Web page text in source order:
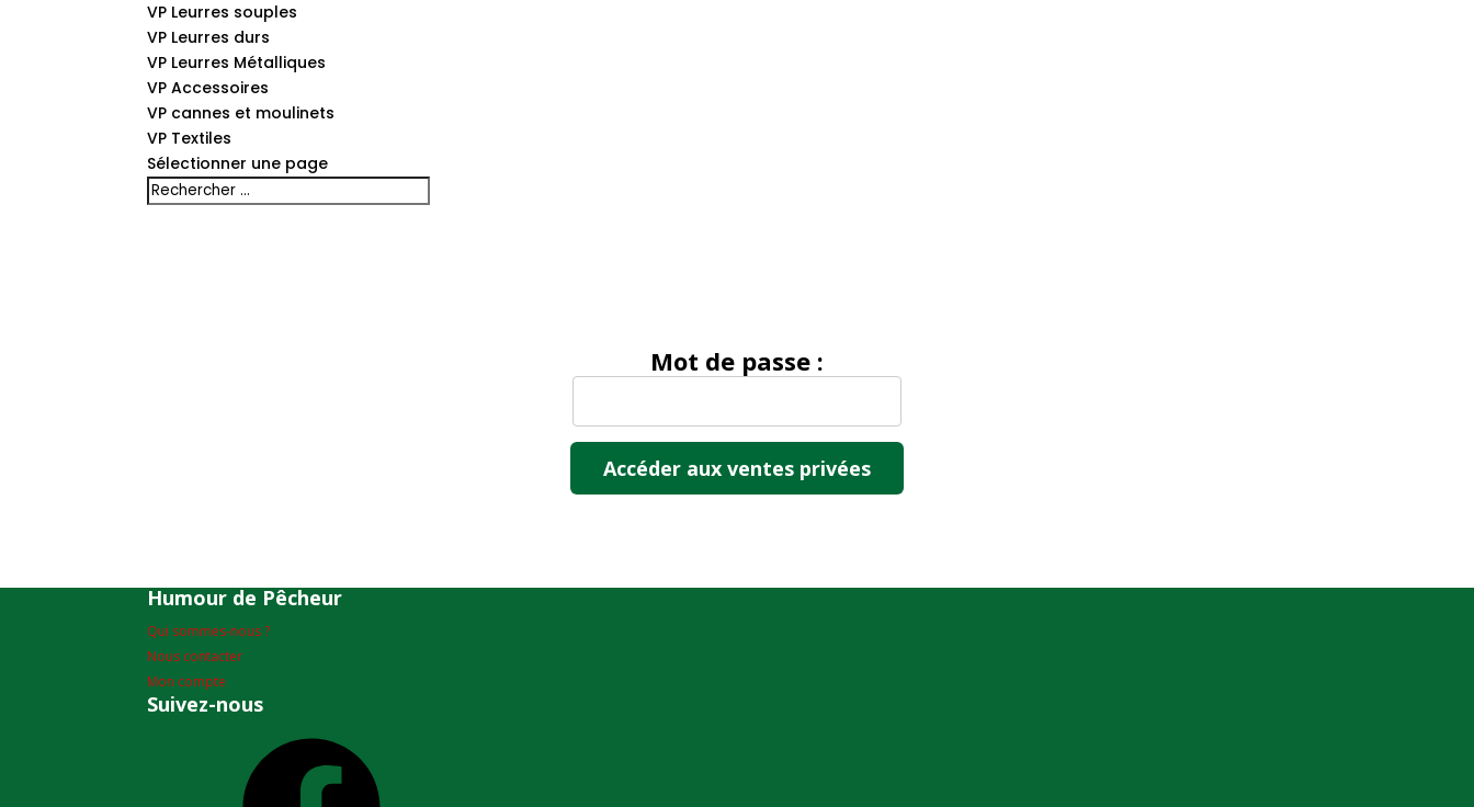
VP Leurres souples
VP Leurres durs
VP Leurres Métalliques
VP Accessoires
VP cannes et moulinets
VP Textiles
Sélectionner une page
Mot de passe :
Humour de Pêcheur
Qui sommes-nous ?
Nous contacter
Mon compte
Suivez-nous